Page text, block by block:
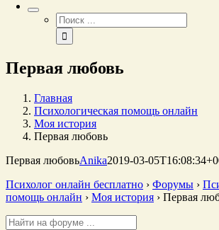
Результат
поиска:
Первая любовь
Главная
Психологическая помощь онлайн
Моя история
Первая любовь
Первая любовьAnika2019-03-
Психолог онлайн бесплатно › Форумы ›
помощь онлайн › Моя история › Первая
Поиск: